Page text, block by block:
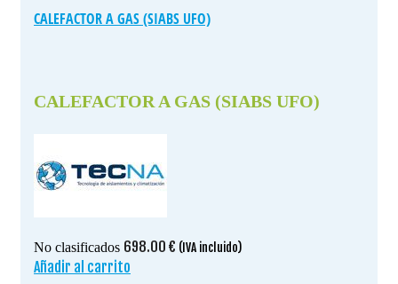
CALEFACTOR A GAS (SIABS UFO)
CALEFACTOR A GAS (SIABS UFO)
No clasificados 698.00 € (IVA incluido)
Añadir al carrito